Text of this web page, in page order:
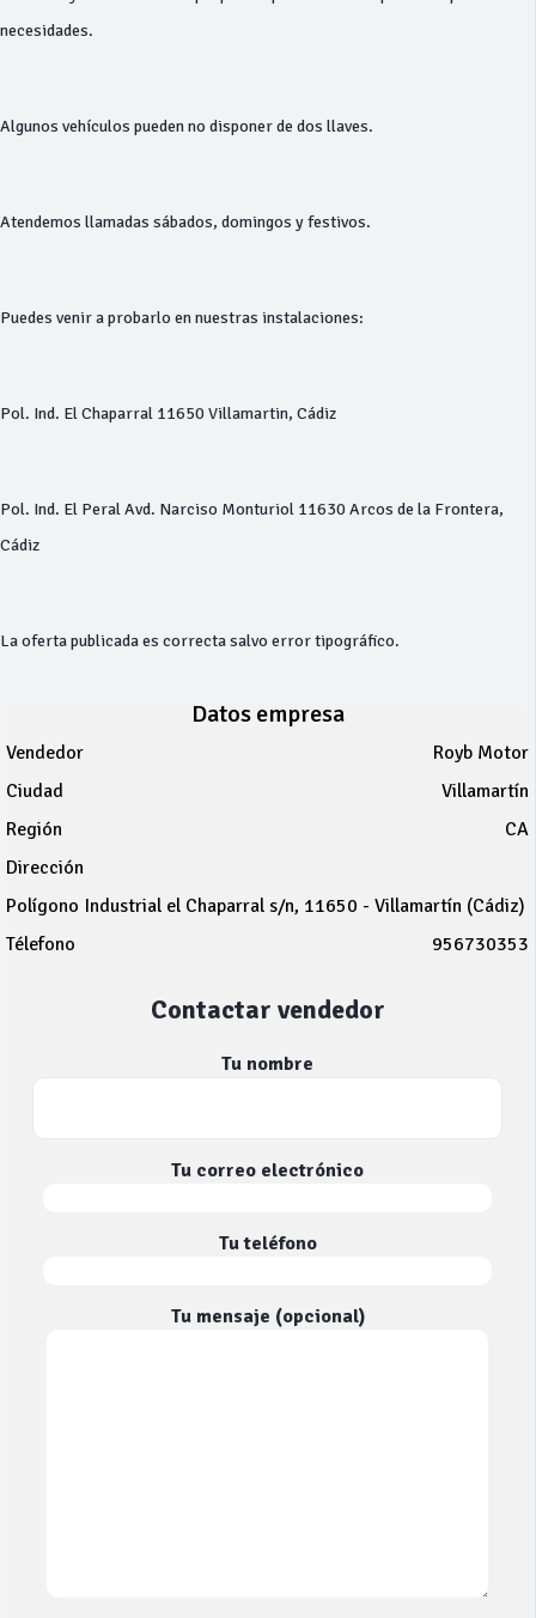
necesidades.
Algunos vehículos pueden no disponer de dos llaves.
Atendemos llamadas sábados, domingos y festivos.
Puedes venir a probarlo en nuestras instalaciones:
Pol. Ind. El Chaparral 11650 Villamartin, Cádiz
Pol. Ind. El Peral Avd. Narciso Monturiol 11630 Arcos de la Frontera,
Cádiz
La oferta publicada es correcta salvo error tipográfico.
Datos empresa
Vendedor
Royb Motor
Ciudad
Villamartín
Región
CA
Dirección
Polígono Industrial el Chaparral s/n, 11650 - Villamartín (Cádiz)
Télefono
956730353
Contactar vendedor
Tu nombre
Tu correo electrónico
Tu teléfono
Tu mensaje (opcional)